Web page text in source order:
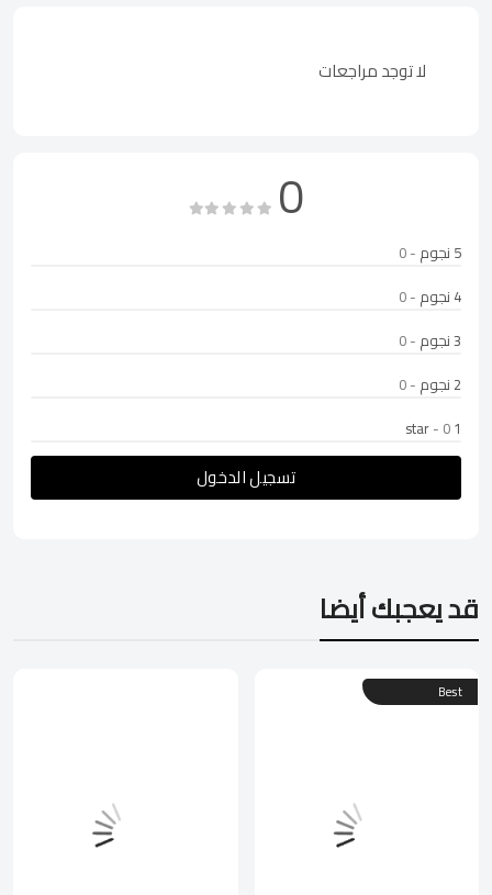
لا توجد مراجعات
0
5 نجوم
- 0
4 نجوم
- 0
3 نجوم
- 0
2 نجوم
- 0
1 star
- 0
تسجيل الدخول
قد يعجبك أيضا
Best